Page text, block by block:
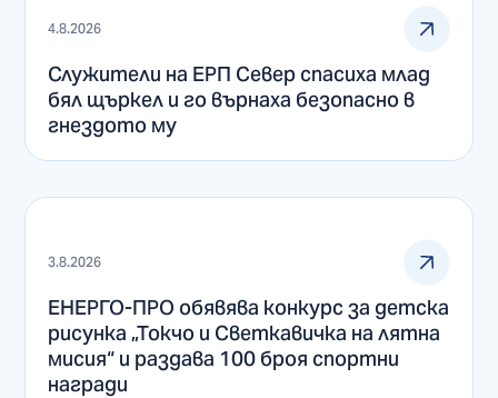
4.8.2026
Служители на ЕРП Север спасиха млад
бял щъркел и го върнаха безопасно в
гнездото му
3.8.2026
ЕНЕРГО-ПРО обявява конкурс за детска
рисунка „Токчо и Светкавичка на лятна
мисия“ и раздава 100 броя спортни
награди